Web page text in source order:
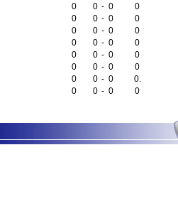
0 0 - 0
0
0 0 - 0
0
0 0 - 0
0
0 0 - 0
0
0 0 - 0
0
0 0 - 0
0
0 0 - 0
0.
0 0 - 0 0